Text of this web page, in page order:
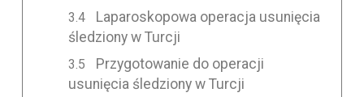
Laparoskopowa operacja usunięcia
śledziony w Turcji
Przygotowanie do operacji
usunięcia śledziony w Turcji